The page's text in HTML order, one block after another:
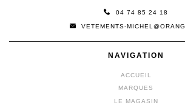
04 74 85 24 18
VETEMENTS-
NAVIGATION
ACCUEIL
MARQUES
LE MAGASIN